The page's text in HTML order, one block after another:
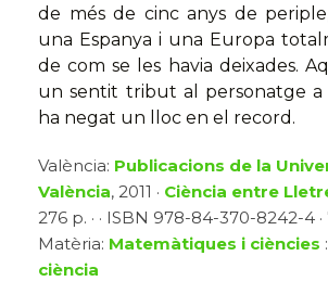
de més de cinc anys de
una Espanya i una Europa
de com se les havia deixades.
un sentit tribut al personatge a
ha negat un lloc en el record.
València: Publicacions de la
València, 2011 · Ciència entre
276 p. · · ISBN 978-84-370-8242-4
Matèria: Matemàtiques i ciències :
ciència